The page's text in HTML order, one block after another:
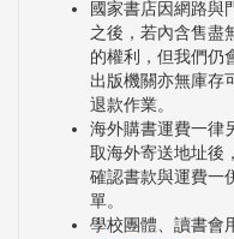
國家書店因網路與
之後，若內含售盡
的權利，但我們仍
出版機關亦無庫存
退款作業。
海外購書運費一律
取海外寄送地址後
確認書款與運費一
單。
學校團體、讀書會